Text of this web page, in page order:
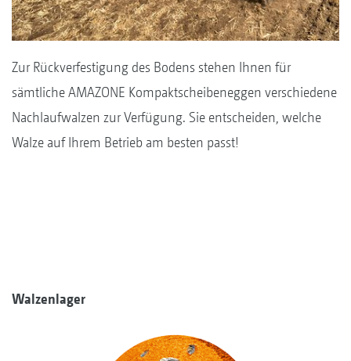
Zur Rückverfestigung des Bodens stehen Ihnen für
sämtliche AMAZONE Kompaktscheibeneggen verschiedene
Nachlaufwalzen zur Verfügung. Sie entscheiden, welche
Walze auf Ihrem Betrieb am besten passt!
Walzenlager